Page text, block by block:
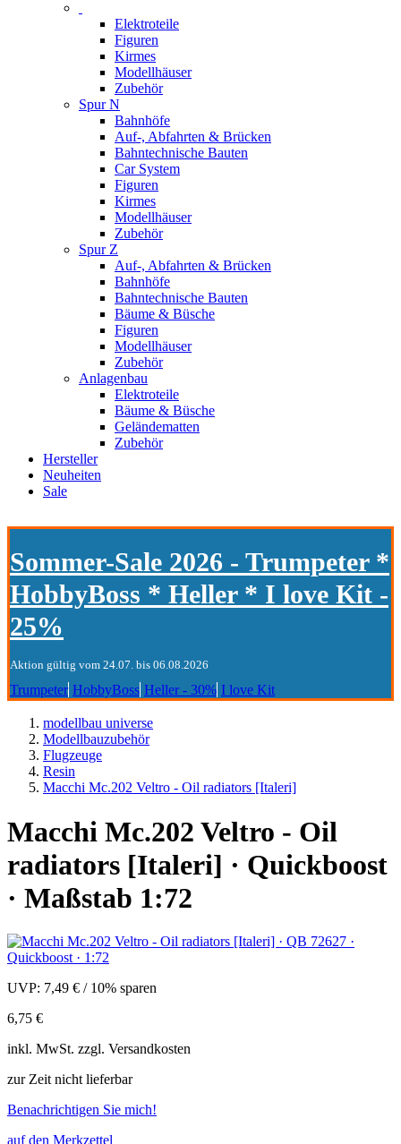
Elektroteile
Figuren
Kirmes
Modellhäuser
Zubehör
Spur N
Bahnhöfe
Auf-, Abfahrten & Brücken
Bahntechnische Bauten
Car System
Figuren
Kirmes
Modellhäuser
Zubehör
Spur Z
Auf-, Abfahrten & Brücken
Bahnhöfe
Bahntechnische Bauten
Bäume & Büsche
Figuren
Modellhäuser
Zubehör
Anlagenbau
Elektroteile
Bäume & Büsche
Geländematten
Zubehör
Hersteller
Neuheiten
Sale
Sommer-Sale 2026 - Trumpeter *
HobbyBoss * Heller * I love Kit -
25%
Aktion gültig vom 24.07. bis 06.08.2026
Trumpeter HobbyBoss Heller - 30% I love Kit
modellbau universe
Modellbauzubehör
Flugzeuge
Resin
Macchi Mc.202 Veltro - Oil radiators [Italeri]
Macchi Mc.202 Veltro - Oil
radiators [Italeri] · Quickboost
· Maßstab 1:72
UVP: 7,49 € / 10% sparen
6,75 €
inkl. MwSt. zzgl. Versandkosten
zur Zeit nicht lieferbar
Benachrichtigen Sie mich!
auf den Merkzettel